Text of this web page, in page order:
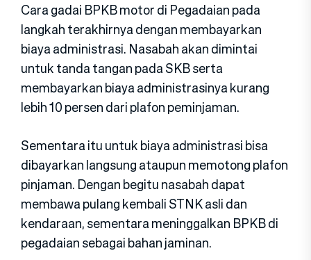
Cara gadai BPKB motor di Pegadaian pada
langkah terakhirnya dengan membayarkan
biaya administrasi. Nasabah akan dimintai
untuk tanda tangan pada SKB serta
membayarkan biaya administrasinya kurang
lebih 10 persen dari plafon peminjaman.
Sementara itu untuk biaya administrasi bisa
dibayarkan langsung ataupun memotong plafon
pinjaman. Dengan begitu nasabah dapat
membawa pulang kembali STNK asli dan
kendaraan, sementara meninggalkan BPKB di
pegadaian sebagai bahan jaminan.